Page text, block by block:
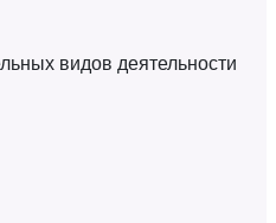
видов деятельности